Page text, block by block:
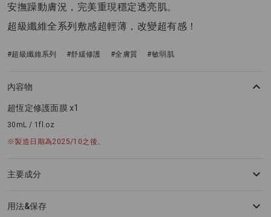
安撫躁動膚況，完美重現穩定透亮肌。
超級纖維全系列敷感超輕薄，改變超有感！
#超級纖維系列 #舒緩修護 #全膚質 #敏弱肌
內容物
超恆定修護面膜 x1
30mL / 1fl.oz
※製造日期為2025/10之後。
主要成分
用法&保存